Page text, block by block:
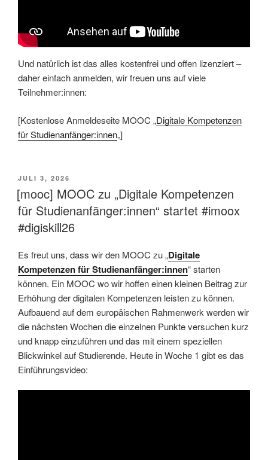
Und natürlich ist das alles kostenfrei und offen lizenziert –
daher einfach anmelden, wir freuen uns auf viele
Teilnehmer:innen:
[Kostenlose Anmeldeseite MOOC „Digitale Kompetenzen
für Studienanfänger:innen„]
VERÖFFENTLICHT
AM
JULI 3, 2026
[mooc] MOOC zu „Digitale Kompetenzen
für Studienanfänger:innen“ startet #imoox
#digiskill26
Es freut uns, dass wir den MOOC zu „Digitale
Kompetenzen für Studienanfänger:innen“ starten
können. Ein MOOC wo wir hoffen einen kleinen Beitrag zur
Erhöhung der digitalen Kompetenzen leisten zu können.
Aufbauend auf dem europäischen Rahmenwerk werden wir
die nächsten Wochen die einzelnen Punkte versuchen kurz
und knapp einzuführen und das mit einem speziellen
Blickwinkel auf Studierende. Heute in Woche 1 gibt es das
Einführungsvideo: